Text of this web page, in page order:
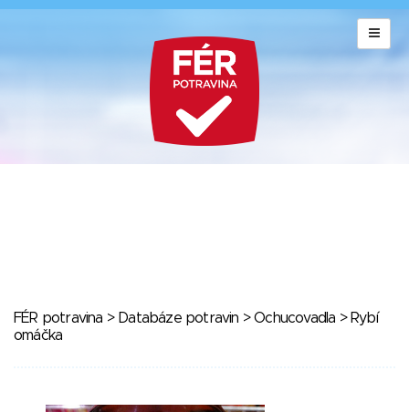
FÉR potravina > Databáze potravin >Ochucovadla > Rybí
omáčka